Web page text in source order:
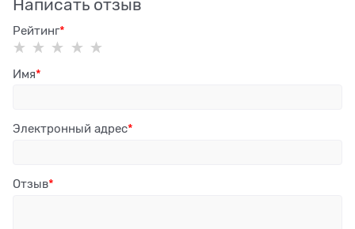
Написать отзыв
Рейтинг
Имя
Электронный адрес
Отзыв